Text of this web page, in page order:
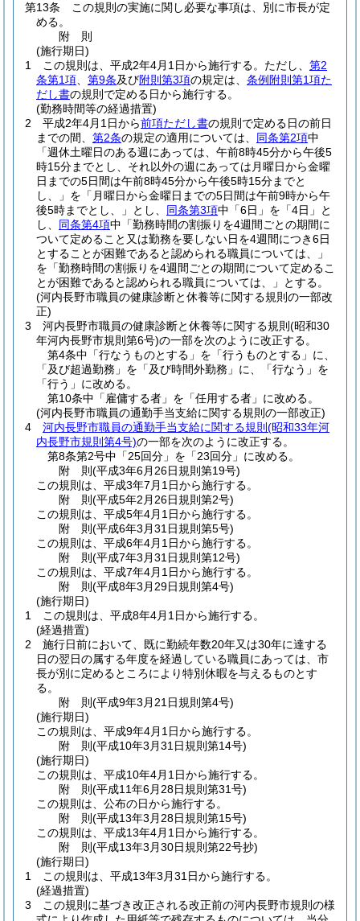
第13条
この規則の実施に関し必要な事項は、別に市長が定
める。
附 則
(施行期日)
1
この規則は、平成2年4月1日から施行する。 ただし、 第2
条第1項
第9条及び附則第3項の規定は、 条例附則第1項た
だし書の規則で定める日から施行する。
(勤務時間等の経過措置)
2
平成2年4月1日から前項ただし書の規則で定める日の前日
までの間、 第2条の規定の適用については、 同条第2項中
「週休土曜日のある週にあっては、午前8時45分から午後5
時15分までとし、それ以外の週にあっては月曜日から金曜
日までの5日間は午前8時45分から午後5時15分までと
し、」を「月曜日から金曜日までの5日間は午前9時から午
後5時までとし、」とし、 同条第3項中「6日」を「4日」と
し、 同条第4項中「勤務時間の割振りを4週間ごとの期間に
ついて定めること又は勤務を要しない日を4週間につき6日
とすることが困難であると認められる職員については、」
を「勤務時間の割振りを4週間ごとの期間について定めるこ
とが困難であると認められる職員については、」とする。
(河内長野市職員の健康診断と休養等に関する規則の一部改
正)
3
河内長野市職員の健康診断と休養等に関する規則 (昭和30
年河内長野市規則第6号)の一部を次のように改正する。
第4条中「行なうものとする」を「行うものとする」に、
「及び超過勤務」を「及び時間外勤務」に、「行なう」を
「行う」に改める。
第10条中「雇傭する者」を「任用する者」に改める。
(河内長野市職員の通勤手当支給に関する規則の一部改正)
4
河内長野市職員の通勤手当支給に関する規則 (昭和33年河
内長野市規則第4号)の一部を次のように改正する。
第8条第2号中「25回分」を「23回分」に改める。
附 則(平成3年6月26日規則第19号)
この規則は、平成3年7月1日から施行する。
附 則(平成5年2月26日規則第2号)
この規則は、平成5年4月1日から施行する。
附 則(平成6年3月31日規則第5号)
この規則は、平成6年4月1日から施行する。
附 則(平成7年3月31日規則第12号)
この規則は、平成7年4月1日から施行する。
附 則(平成8年3月29日規則第4号)
(施行期日)
1
この規則は、平成8年4月1日から施行する。
(経過措置)
2
施行日前において、既に勤続年数20年又は30年に達する
日の翌日の属する年度を経過している職員にあっては、市
長が別に定めるところにより特別休暇を与えるものとす
る。
附 則(平成9年3月21日規則第4号)
(施行期日)
この規則は、平成9年4月1日から施行する。
附 則(平成10年3月31日規則第14号)
(施行期日)
この規則は、平成10年4月1日から施行する。
附 則(平成11年6月28日規則第31号)
この規則は、公布の日から施行する。
附 則(平成13年3月28日規則第15号)
この規則は、平成13年4月1日から施行する。
附 則(平成13年3月30日規則第22号抄)
(施行期日)
1
この規則は、平成13年3月31日から施行する。
(経過措置)
3
この規則に基づき改正される改正前の河内長野市規則の様